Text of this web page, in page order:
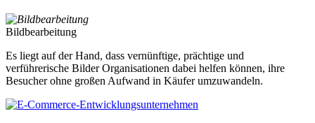
Bildbearbeitung
Es liegt auf der Hand, dass vernünftige, prächtige und
verführerische Bilder Organisationen dabei helfen können, ihre
Besucher ohne großen Aufwand in Käufer umzuwandeln.